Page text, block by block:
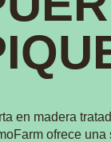
en madera
ofrece